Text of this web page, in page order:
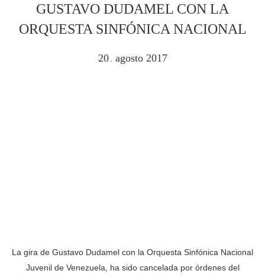
GUSTAVO DUDAMEL CON LA
ORQUESTA SINFÓNICA NACIONAL
20 agosto 2017
La gira de Gustavo Dudamel con la Orquesta Sinfónica Nacional
Juvenil de Venezuela, ha sido cancelada por órdenes del